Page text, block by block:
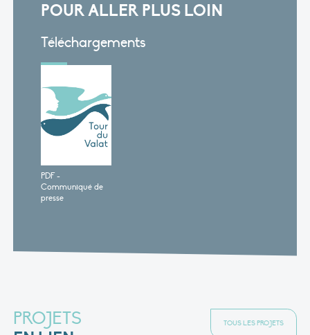
POUR ALLER PLUS LOIN
Téléchargements
PDF -
Communiqué de
presse
PROJETS
TOUS LES PROJETS